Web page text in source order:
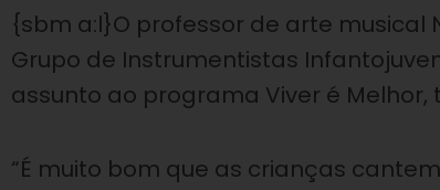
{sbm a:l}O professor de arte musical
Grupo de Instrumentistas
assunto ao programa Viver é
“É muito bom que as crianças